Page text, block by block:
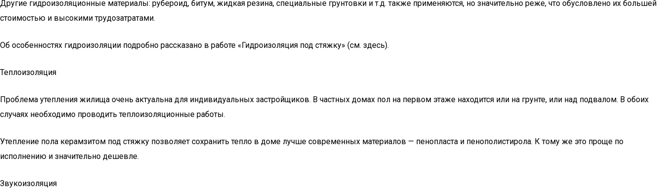
Другие гидроизоляционные материалы: рубероид, битум, жидкая резина, специальные грунтовки и т.д. также применяются, но значительно реже, что обусловлено их большей
стоимостью и высокими трудозатратами.
Об особенностях гидроизоляции подробно рассказано в работе «Гидроизоляция под стяжку» (см. здесь).
Теплоизоляция
Проблема утепления жилища очень актуальна для индивидуальных застройщиков. В частных домах пол на первом этаже находится или на грунте, или над подвалом. В обоих
случаях необходимо проводить теплоизоляционные работы.
Утепление пола керамзитом под стяжку позволяет сохранить тепло в доме лучше современных материалов — пенопласта и пенополистирола. К тому же это проще по
исполнению и значительно дешевле.
Звукоизоляция